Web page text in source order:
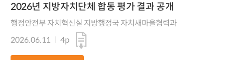
2026년 지방자치단체 합동 평가 결과 공개
행정안전부 자치혁신실 지방행정국 자치새마을협력과
2026.06.11
4p